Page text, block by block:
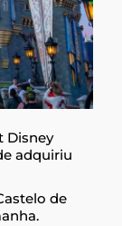
Disney
adquiriu
de